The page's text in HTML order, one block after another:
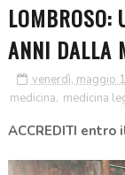
LOMBROSO:
ANNI DALLA
venerdì, maggio
medicina, medicina
ACCREDITI